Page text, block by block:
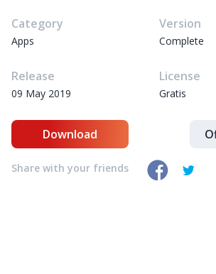
Category
Apps
Version
Complete
Release
09 May 2019
License
Gratis
Download
Share with your friends